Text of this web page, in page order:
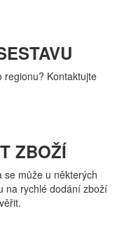
regionu? Kontaktujte
ZBOŽÍ
může u některých
na rychlé dodání zboží